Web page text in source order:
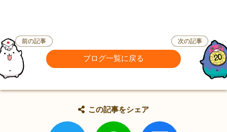
前の記事
ブログ一覧に戻る
次の記事
この記事をシェア